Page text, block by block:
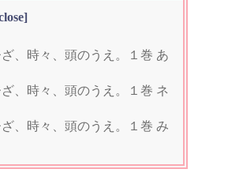
、時々、頭のうえ。１巻 あ
、時々、頭のうえ。１巻 ネ
、時々、頭のうえ。１巻 み